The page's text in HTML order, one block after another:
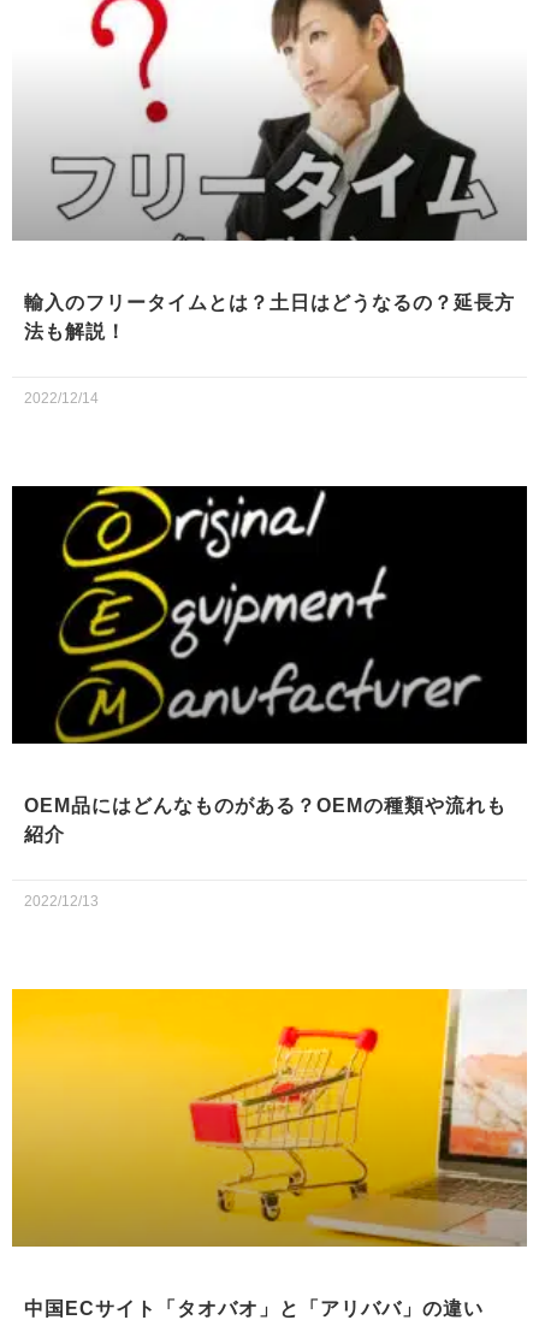
輸入のフリータイムとは？土日はどうなるの？延長方
法も解説！
2022/12/14
OEM品にはどんなものがある？OEMの種類や流れも
紹介
2022/12/13
中国ECサイト「タオバオ」と「アリババ」の違い